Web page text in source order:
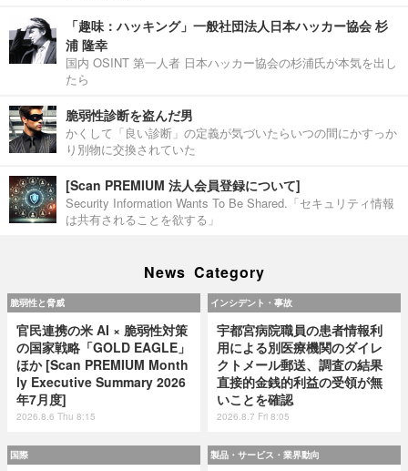
「趣味：ハッキング」一般社団法人日本ハッカー協会 杉
浦 隆幸
国内 OSINT 第一人者 日本ハッカー協会の杉浦氏が本気を出し
たら
脆弱性診断を盗んだ男
かくして「良い診断」の定義が気づいたらいつの間にかすっか
り別物に交換されていた
[Scan PREMIUM 法人会員登録について]
Security Information Wants To Be Shared.「セキュリティ情報
は共有されることを欲する」
News Category
脆弱性と脅威
官民連携の米 AI × 脆弱性対策
の国家戦略「GOLD EAGLE」
ほか [Scan PREMIUM Month
ly Executive Summary 2026
年7月度]
2026.8.6 Thu 8:15
インシデント・事故
宇都宮病院職員の患者情報利
用による別医療機関のダイレ
クトメール郵送、調査の結果
直接的金銭的利益の受領が無
いことを確認
2026.8.7 Fri 8:05
国際 製品・サービス・業界動向